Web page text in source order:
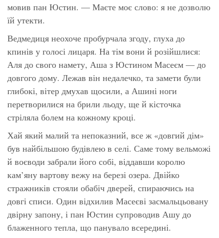
мовив пан Юстин. — Маєте моє слово: я не дозволю
їй утекти.
Ведмедиця неохоче пробурчала згоду, глуха до
кпинів у голосі лицаря. На тім вони й розійшлися:
Аля до свого намету, Аша з Юстином Масеєм — до
довгого дому. Лежав він недалечко, та замети були
глибокі, вітер дмухав щосили, а Ашині ноги
перетворилися на брили льоду, ще й кісточка
стріляла болем на кожному кроці.
Хай який малий та непоказний, все ж «довгий дім»
був найбільшою будівлею в селі. Саме тому вельможі
й воєводи забрали його собі, віддавши королю
кам’яну вартову вежу на березі озера. Двійко
стражників стояли обабіч дверей, спираючись на
довгі списи. Один відхилив Масеєві засмальцьовану
двірну запону, і пан Юстин супроводив Ашу до
блаженного тепла, що панувало всередині.